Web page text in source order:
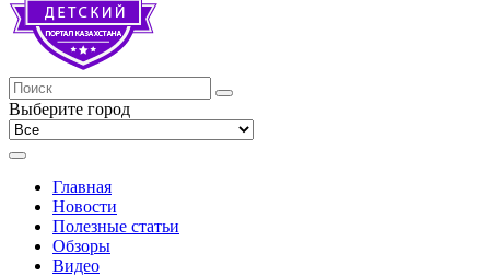
Выберите город
Главная
Новости
Полезные статьи
Обзоры
Видео